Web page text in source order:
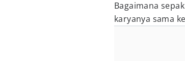
Bagaimana
karyanya sama